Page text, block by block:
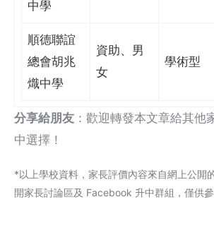
中學
順德聯誼
總會胡兆
熾中學
資助、男
女
學術型
分享給朋友 ：歡迎轉發本文章給其他
中選擇！
*以上學校資料，家長評價內容來自網上公閞
開家長討論區及 Facebook 升中群組，僅供參